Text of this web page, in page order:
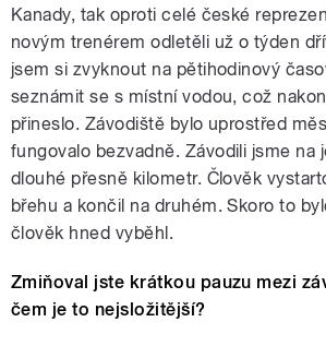
Kanady, tak oproti celé české
novým trenérem odletěli už o týden
jsem si zvyknout na pětihodinový
seznámit se s místní vodou, což
přineslo. Závodiště bylo uprostřed
fungovalo bezvadně. Závodili jsme na
dlouhé přesně kilometr. Člověk
břehu a končil na druhém. Skoro to
člověk hned vyběhl.
Zmiňoval jste krátkou pauzu mezi
čem je to nejsložitější?